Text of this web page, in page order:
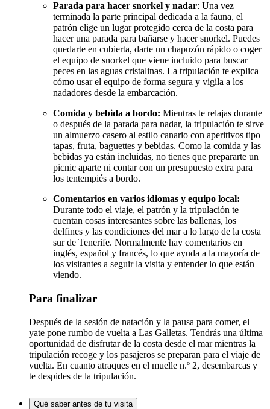
Parada para hacer snorkel y nadar: Una vez
terminada la parte principal dedicada a la fauna, el
patrón elige un lugar protegido cerca de la costa para
hacer una parada para bañarse y hacer snorkel. Puedes
quedarte en cubierta, darte un chapuzón rápido o coger
el equipo de snorkel que viene incluido para buscar
peces en las aguas cristalinas. La tripulación te explica
cómo usar el equipo de forma segura y vigila a los
nadadores desde la embarcación.
Comida y bebida a bordo: Mientras te relajas durante
o después de la parada para nadar, la tripulación te sirve
un almuerzo casero al estilo canario con aperitivos tipo
tapas, fruta, baguettes y bebidas. Como la comida y las
bebidas ya están incluidas, no tienes que prepararte un
picnic aparte ni contar con un presupuesto extra para
los tentempiés a bordo.
Comentarios en varios idiomas y equipo local:
Durante todo el viaje, el patrón y la tripulación te
cuentan cosas interesantes sobre las ballenas, los
delfines y las condiciones del mar a lo largo de la costa
sur de Tenerife. Normalmente hay comentarios en
inglés, español y francés, lo que ayuda a la mayoría de
los visitantes a seguir la visita y entender lo que están
viendo.
Para finalizar
Después de la sesión de natación y la pausa para comer, el
yate pone rumbo de vuelta a Las Galletas. Tendrás una última
oportunidad de disfrutar de la costa desde el mar mientras la
tripulación recoge y los pasajeros se preparan para el viaje de
vuelta. En cuanto atraques en el muelle n.º 2, desembarcas y
te despides de la tripulación.
Qué saber antes de tu visita